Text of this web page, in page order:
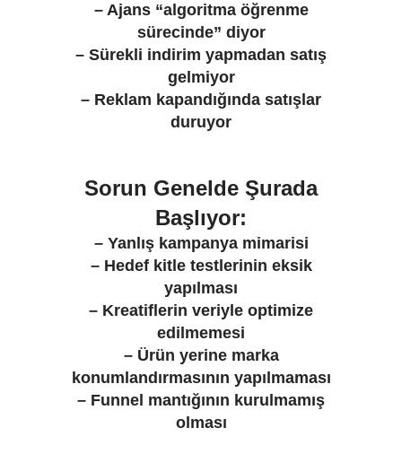
– Ajans “algoritma öğrenme
sürecinde” diyor
– Sürekli indirim yapmadan satış
gelmiyor
– Reklam kapandığında satışlar
duruyor
Sorun Genelde Şurada
Başlıyor:
– Yanlış kampanya mimarisi
– Hedef kitle testlerinin eksik
yapılması
– Kreatiflerin veriyle optimize
edilmemesi
– Ürün yerine marka
konumlandırmasının yapılmaması
– Funnel mantığının kurulmamış
olması